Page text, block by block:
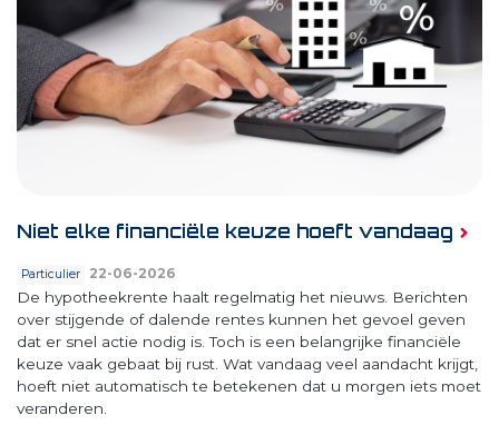
Niet elke financiële keuze hoeft vandaag
Particulier 22-06-2026
De hypotheekrente haalt regelmatig het nieuws. Berichten
over stijgende of dalende rentes kunnen het gevoel geven
dat er snel actie nodig is. Toch is een belangrijke financiële
keuze vaak gebaat bij rust. Wat vandaag veel aandacht krijgt,
hoeft niet automatisch te betekenen dat u morgen iets moet
veranderen.